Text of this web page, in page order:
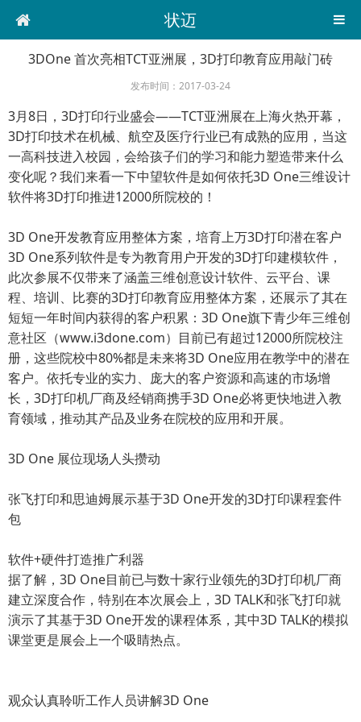
状迈
3DOne 首次亮相TCT亚洲展，3D打印教育应用敲门砖
发布时间：2017-03-24
3月8日，3D打印行业盛会——TCT亚洲展在上海火热开幕，
3D打印技术在机械、航空及医疗行业已有成熟的应用，当这
一高科技进入校园，会给孩子们的学习和能力塑造带来什么
变化呢？我们来看一下中望软件是如何依托3D One三维设计
软件将3D打印推进12000所院校的！
3D One开发教育应用整体方案，培育上万3D打印潜在客户
3D One系列软件是专为教育用户开发的3D打印建模软件，
此次参展不仅带来了涵盖三维创意设计软件、云平台、课
程、培训、比赛的3D打印教育应用整体方案，还展示了其在
短短一年时间内获得的客户积累：3D One旗下青少年三维创
意社区（www.i3done.com）目前已有超过12000所院校注
册，这些院校中80%都是未来将3D One应用在教学中的潜在
客户。依托专业的实力、庞大的客户资源和高速的市场增
长，3D打印机厂商及经销商携手3D One必将更快地进入教
育领域，推动其产品及业务在院校的应用和开展。
3D One 展位现场人头攒动
张飞打印和思迪姆展示基于3D One开发的3D打印课程套件
包
软件+硬件打造推广利器
据了解，3D One目前已与数十家行业领先的3D打印机厂商
建立深度合作，特别在本次展会上，3D TALK和张飞打印就
演示了其基于3D One开发的课程体系，其中3D TALK的模拟
课堂更是展会上一个吸睛热点。
观众认真聆听工作人员讲解3D One